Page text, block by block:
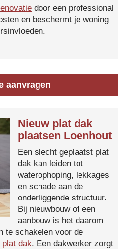
door een professional
en beschermt je woning
aanvragen
Nieuw plat dak
plaatsen Loenhout
Een slecht geplaatst plat
dak kan leiden tot
waterophoping, lekkages
en schade aan de
onderliggende structuur.
Bij nieuwbouw of een
aanbouw is het daarom
te schakelen voor de
plat dak. Een dakwerker zorgt